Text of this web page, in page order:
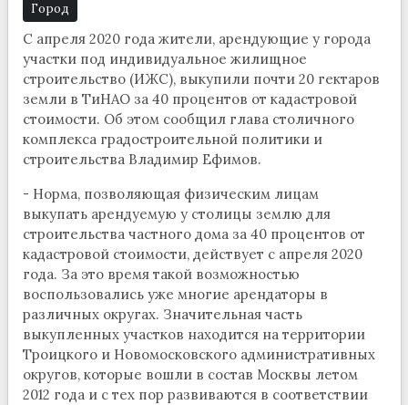
Город
С апреля 2020 года жители, арендующие у города
участки под индивидуальное жилищное
строительство (ИЖС), выкупили почти 20 гектаров
земли в ТиНАО за 40 процентов от кадастровой
стоимости. Об этом сообщил глава столичного
комплекса градостроительной политики и
строительства Владимир Ефимов.
- Норма, позволяющая физическим лицам
выкупать арендуемую у столицы землю для
строительства частного дома за 40 процентов от
кадастровой стоимости, действует с апреля 2020
года. За это время такой возможностью
воспользовались уже многие арендаторы в
различных округах. Значительная часть
выкупленных участков находится на территории
Троицкого и Новомосковского административных
округов, которые вошли в состав Москвы летом
2012 года и с тех пор развиваются в соответствии